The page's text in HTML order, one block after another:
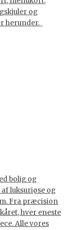
og
herunder.
bolig og
luksuriøse og
Fra præcision
hver eneste
Alle vores